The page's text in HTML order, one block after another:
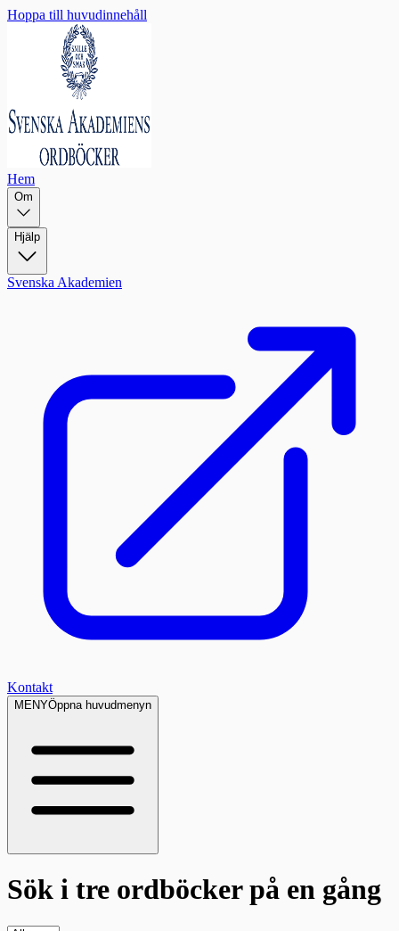
Hoppa till huvudinnehåll
Hem
Om
Hjälp
Svenska Akademien
Kontakt
MENYÖppna huvudmenyn
Sök i tre ordböckerpå en gång